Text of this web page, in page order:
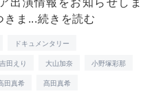
出演情報をお知らせしま
きま...続きを読む
ドキュメンタリー
吉田えり 大山加奈 小野塚彩那
田真希 髙田真希